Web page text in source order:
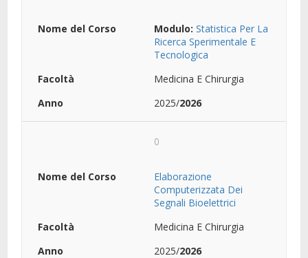
Modulo: Statistica Per La
Ricerca Sperimentale E
Tecnologica
Medicina E Chirurgia
2025/2026
0
Elaborazione
Computerizzata Dei
Segnali Bioelettrici
Medicina E Chirurgia
2025/2026